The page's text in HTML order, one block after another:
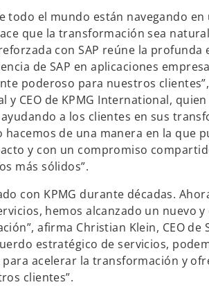
todo el mundo están navegando
que la transformación sea
con SAP reúne la profunda
de SAP en aplicaciones
poderoso para nuestros
y CEO de KPMG International,
a los clientes en sus
hacemos de una manera en la que
y con un compromiso
más sólidos”.
con KPMG durante décadas.
hemos alcanzado un nuevo
afirma Christian Klein, CEO de
estratégico de servicios,
acelerar la transformación y
clientes”.